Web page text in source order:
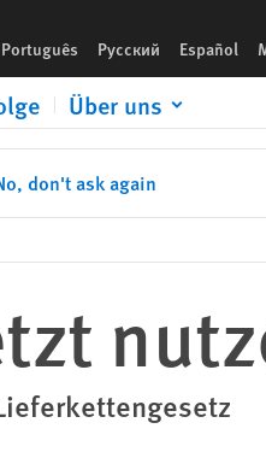
Português Русский Español
Über uns
don't ask again